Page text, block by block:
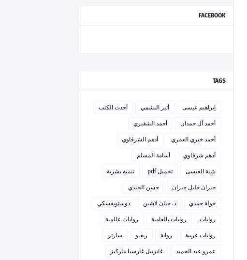
FACEBOOK
TAGS
إبراهيم عيسى أثير النشمي أحدث الكتب
أحمد آل حمدان أحمد الشقيري
أحمد خيري العمري أدهم الشرقاوي
أدهم شرقاوي أسامة المسلم
بثينة العيسى تحميل pdf تنمية بشرية
جبران خليل جبران حسن الجندي
خولة حمدي د. حنان لاشين دوستويفسكي
روايات روايات بالعامية روايات عالمية
روايات عربية رواية ريفيو سارتر
عمرو عبد الحميد غابرييل غارسيا ماركيز